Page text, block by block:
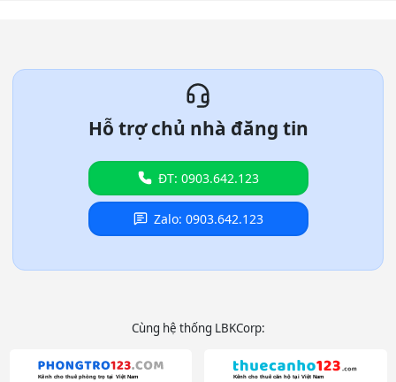
Hỗ trợ chủ nhà đăng tin
ĐT: 0903.642.123
Zalo: 0903.642.123
Cùng hệ thống LBKCorp: